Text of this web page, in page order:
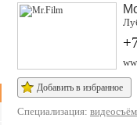
Добавить в избранное
Специализация: